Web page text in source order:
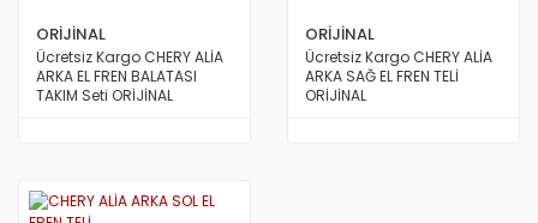
ORİJİNAL
Ücretsiz Kargo CHERY ALİA
ARKA EL FREN BALATASI
TAKIM Seti ORİJİNAL
ORİJİNAL
Ücretsiz Kargo CHERY ALİA
ARKA SAĞ EL FREN TELİ
ORİJİNAL